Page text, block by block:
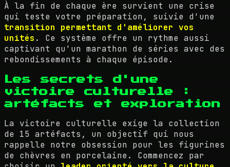
À la fin de chaque ère survient une crise
qui teste votre préparation, suivie d'une
transition permettant d'améliorer vos
unités . Ce système offre un rythme aussi
captivant qu'un marathon de séries avec des
rebondissements à chaque épisode.
Les secrets d'une
victoire culturelle :
artéfacts et exploration
La victoire culturelle exige la collection
de 15 artéfacts, un objectif qui nous
rappelle notre obsession pour les figurines
de chèvres en porcelaine. Commencez par